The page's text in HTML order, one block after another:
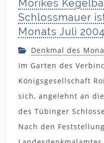
Mörikes
Schlossmauer
Monats Juli 2004
Denkmal des
Im Garten des
Königsgesellschaft
sich, angelehnt an
des Tübinger
Nach den